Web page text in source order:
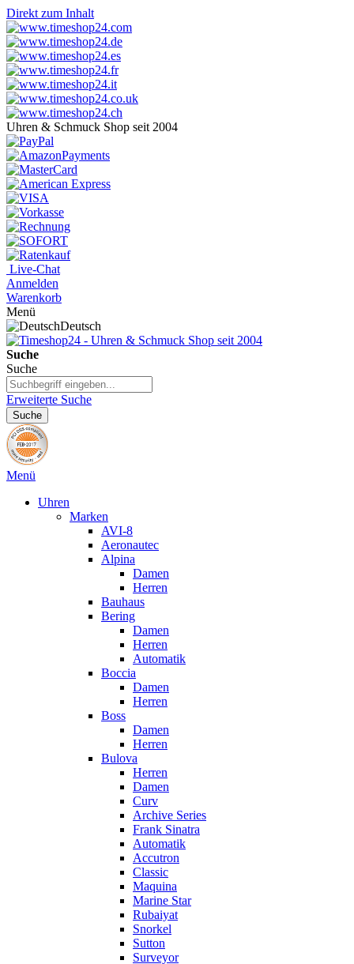
Direkt zum Inhalt
Uhren & Schmuck Shop seit 2004
Live-Chat
Anmelden
Warenkorb
Menü
Deutsch
Suche
Suche
Erweiterte Suche
Suche
Menü
Uhren
Marken
AVI-8
Aeronautec
Alpina
Damen
Herren
Bauhaus
Bering
Damen
Herren
Automatik
Boccia
Damen
Herren
Boss
Damen
Herren
Bulova
Herren
Damen
Curv
Archive Series
Frank Sinatra
Automatik
Accutron
Classic
Maquina
Marine Star
Rubaiyat
Snorkel
Sutton
Surveyor